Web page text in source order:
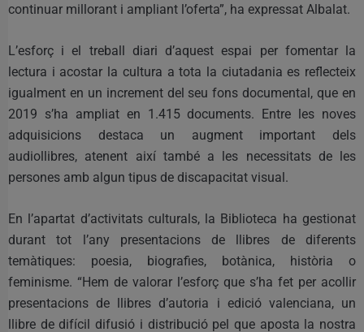
continuar millorant i ampliant l’oferta”, ha expressat Albalat.
L’esforç i el treball diari d’aquest espai per fomentar la
lectura i acostar la cultura a tota la ciutadania es reflecteix
igualment en un increment del seu fons documental, que en
2019 s’ha ampliat en 1.415 documents. Entre les noves
adquisicions destaca un augment important dels
audiollibres, atenent així també a les necessitats de les
persones amb algun tipus de discapacitat visual.
En l’apartat d’activitats culturals, la Biblioteca ha gestionat
durant tot l’any presentacions de llibres de diferents
temàtiques: poesia, biografies, botànica, història o
feminisme. “Hem de valorar l’esforç que s’ha fet per acollir
presentacions de llibres d’autoria i edició valenciana, un
llibre de difícil difusió i distribució pel que aposta la nostra